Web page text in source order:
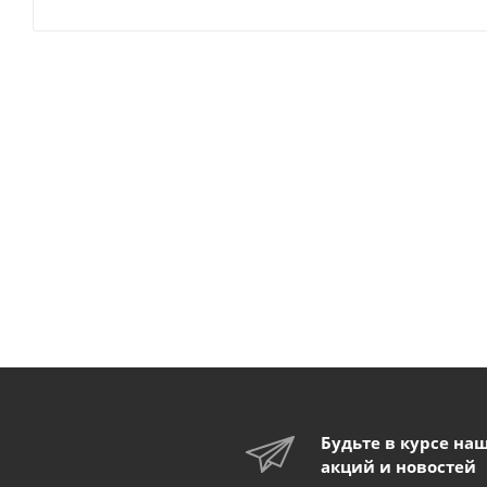
Будьте в курсе
акций и новостей